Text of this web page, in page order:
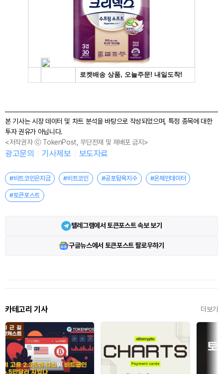
본 기사는 시장 데이터 및 차트 분석을 바탕으로 작성되었으며, 특정 종목에 대한
투자 권유가 아닙니다.
<저작권자 ⓒ TokenPost, 무단전재 및 재배포 금지>
광고문의 기사제보 보도자료
#비트코인은지금 #비트코인 #공포탐욕지수 #온체인데이터
#토큰포스트
텔레그램에서 토큰포스트 속보 보기
구글뉴스에서 토큰포스트 팔로우하기
카테고리 기사 더보기